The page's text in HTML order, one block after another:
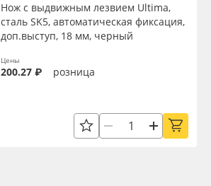
Нож с выдвижным лезвием Ultima,
сталь SK5, автоматическая фиксация,
доп.выступ, 18 мм, черный
Цены
200.27 ₽ розница